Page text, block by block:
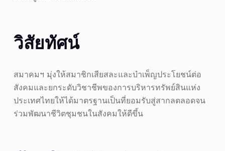
วิสัยทัศน์
สมาคมฯ มุ่งให้สมาชิกเสียสละและบำเพ็ญประโยชน์ต่อ
สังคมและยกระดับวิชาชีพของการบริหารทรัพย์สินแห่ง
ประเทศไทยให้ได้มาตรฐานเป็นที่ยอมรับสู่สากลตลอดจน
ร่วมพัฒนาชีวิตชุมชนในสังคมให้ดีขึ้น